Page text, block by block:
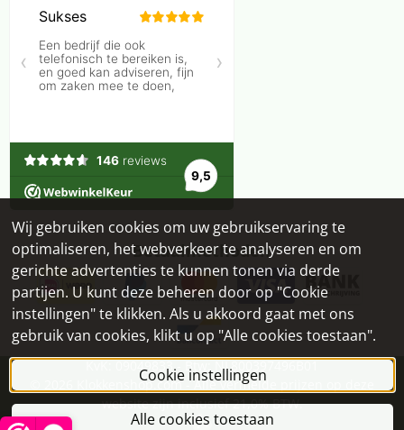
Betaalmethoden
KvK: 09049833 - Btw: NL800397496B01
Klokkenshop.com - Alle vermelde prijzen op deze
website zijn inclusief 21,0% BTW.
Wij gebruiken cookies om uw gebruikservaring te
optimaliseren, het webverkeer te analyseren en om
gerichte advertenties te kunnen tonen via derde
partijen. U kunt deze beheren door op "Cookie
instellingen" te klikken. Als u akkoord gaat met ons
gebruik van cookies, klikt u op "Alle cookies toestaan".
Cookie instellingen
Alle cookies toestaan